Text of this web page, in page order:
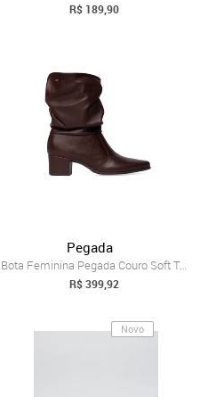
R$ 189,90
Pegada
Bota Feminina Pegada Couro Soft Touch Sa...
R$ 399,92
Novo